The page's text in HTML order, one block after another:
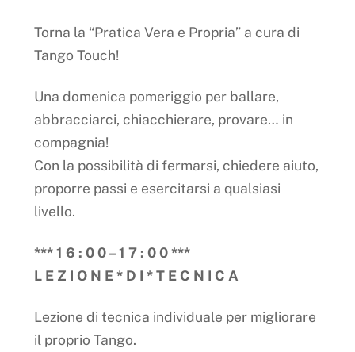
Torna la “Pratica Vera e Propria” a cura di
Tango Touch!
Una domenica pomeriggio per ballare,
abbracciarci, chiacchierare, provare… in
compagnia!
Con la possibilità di fermarsi, chiedere aiuto,
proporre passi e esercitarsi a qualsiasi
livello.
*** 1 6 : 0 0 – 1 7 : 0 0 ***
L E Z I O N E * D I * T E C N I C A
Lezione di tecnica individuale per migliorare
il proprio Tango.